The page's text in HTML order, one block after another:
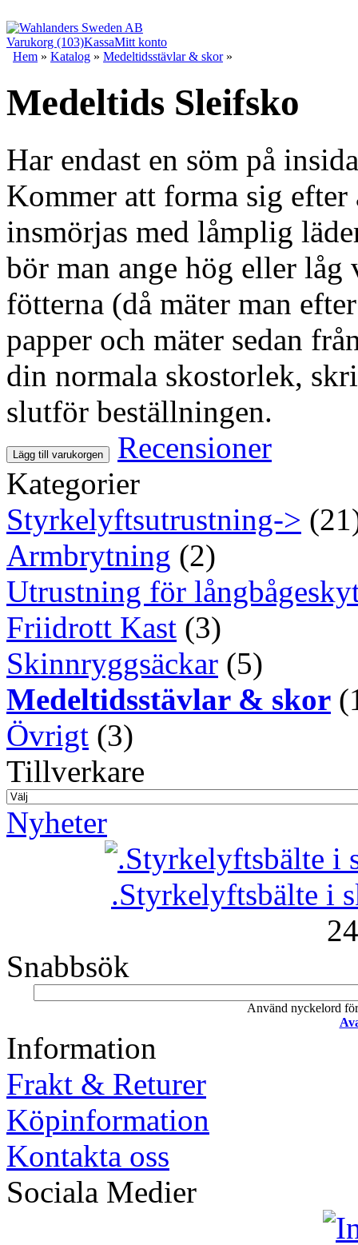
Varukorg (103)KassaMitt konto
Hem » Katalog » Medeltidsstävlar & skor»
Medeltids Sleifsko
Har endast en söm på
Kommer att forma sig efter
insmörjas med låmplig
bör man ange hög eller
fötterna (då mäter man
papper och mäter sedan
din normala skostorlek,
slutför beställningen.
Lägg till varukorgen
Recensioner
Kategorier
Styrkelyftsutrustning->
Armbrytning (2)
Utrustning för
Friidrott Kast (3)
Skinnryggsäckar (5)
Medeltidsstävlar & skor
Övrigt (3)
Tillverkare
Nyheter
.Styrkelyftsbälte i
Snabbsök
Använd nyckelord
Information
Frakt & Returer
Köpinformation
Kontakta oss
Sociala Medier